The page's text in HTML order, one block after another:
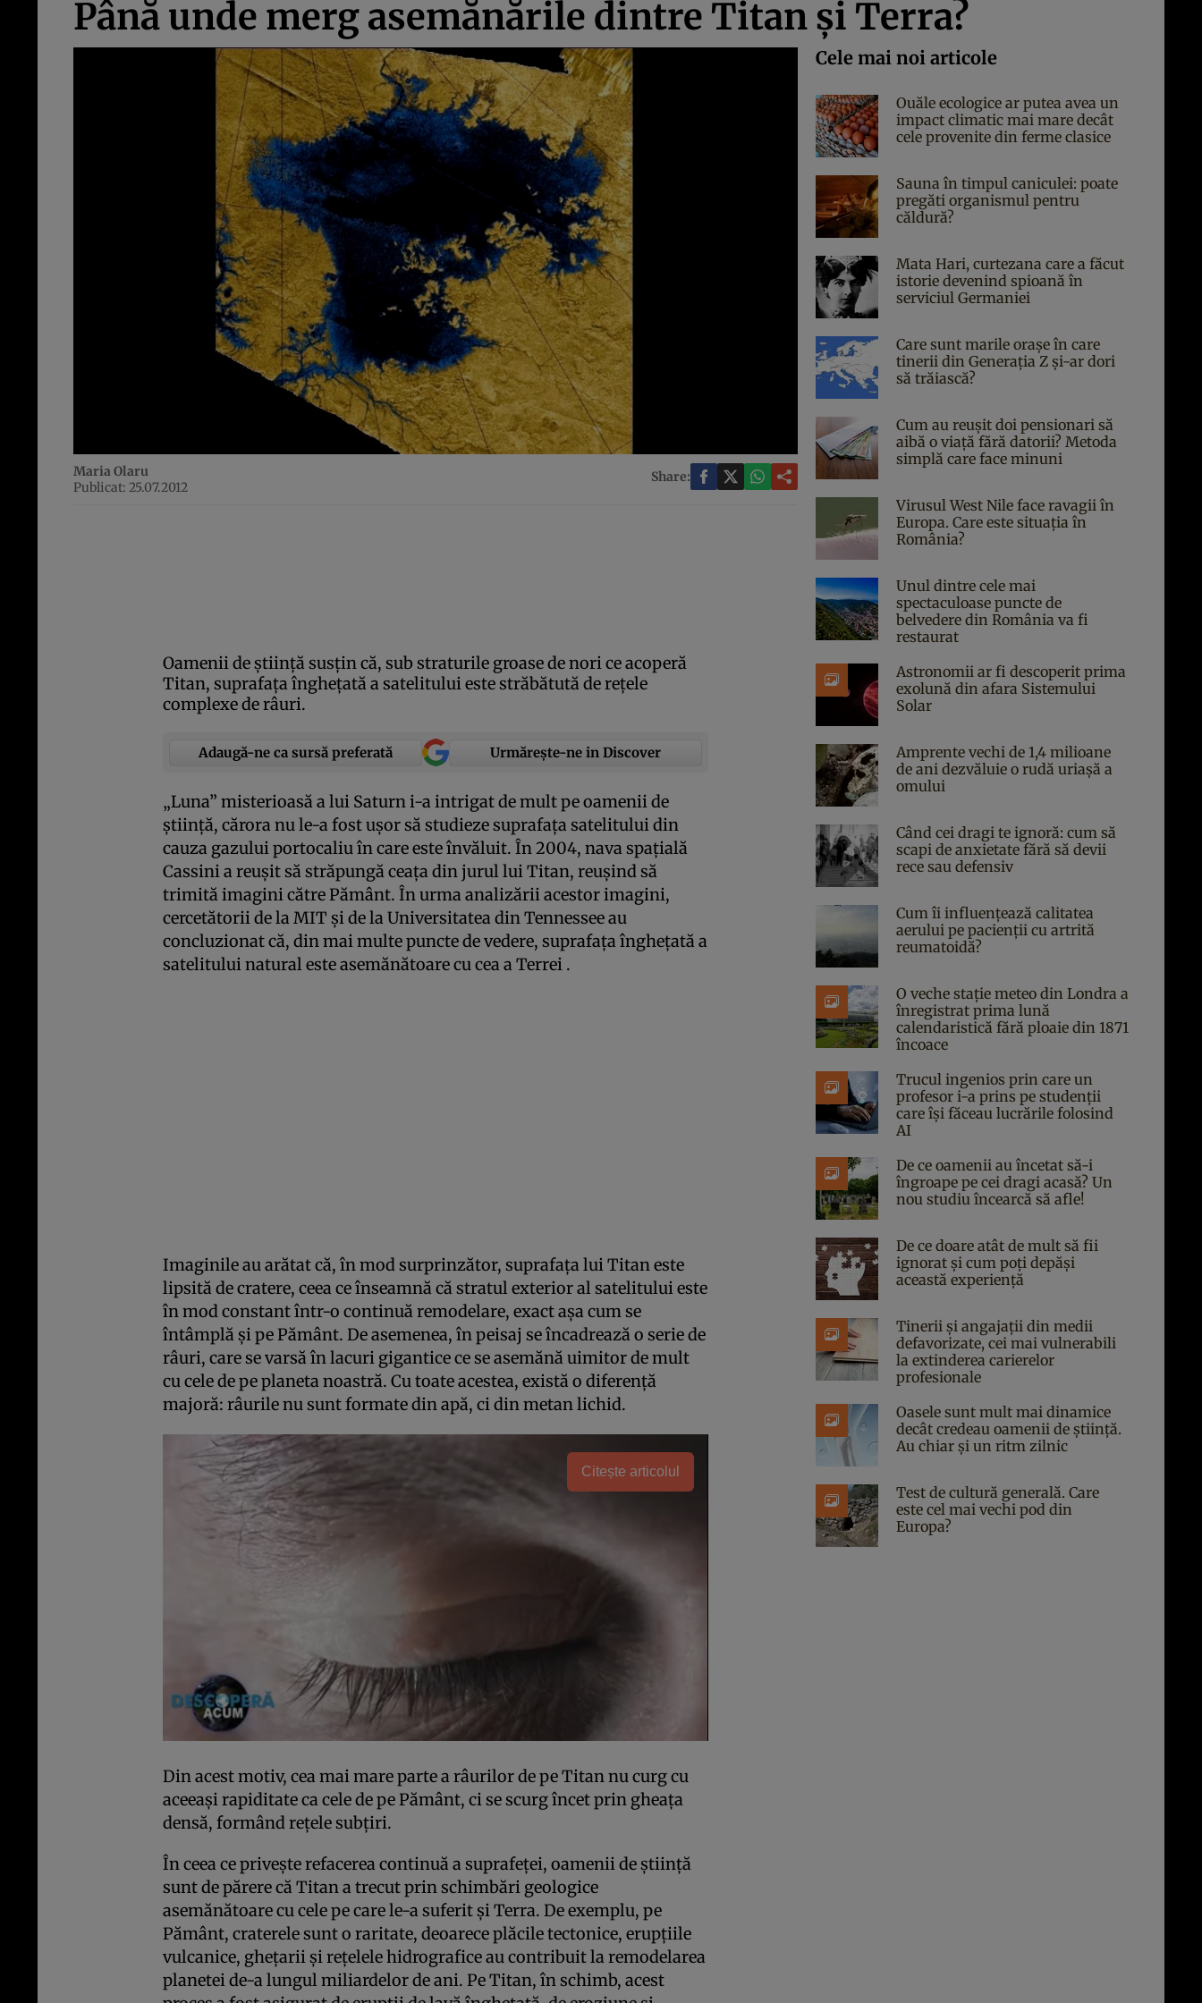
Până unde merg asemănările dintre Titan şi Terra?
Maria Olaru
Publicat: 25.07.2012
Share:
Oamenii de ştiinţă susţin că, sub straturile groase de nori ce acoperă
Titan, suprafaţa îngheţată a satelitului este străbătută de reţele
complexe de râuri.
Adaugă-ne ca sursă preferată Urmărește-ne in Discover
„Luna” misterioasă a lui Saturn i-a intrigat de mult pe oamenii de
ştiinţă, cărora nu le-a fost uşor să studieze suprafaţa satelitului din
cauza gazului portocaliu în care este învăluit. În 2004, nava spaţială
Cassini a reuşit să străpungă ceaţa din jurul lui Titan, reuşind să
trimită imagini către Pământ. În urma analizării acestor imagini,
cercetătorii de la MIT şi de la Universitatea din Tennessee au
concluzionat că, din mai multe puncte de vedere, suprafaţa îngheţată a
satelitului natural este asemănătoare cu cea a Terrei .
Imaginile au arătat că, în mod surprinzător, suprafaţa lui Titan este
lipsită de cratere, ceea ce înseamnă că stratul exterior al satelitului este
în mod constant într-o continuă remodelare, exact aşa cum se
întâmplă şi pe Pământ. De asemenea, în peisaj se încadrează o serie de
râuri, care se varsă în lacuri gigantice ce se asemănă uimitor de mult
cu cele de pe planeta noastră. Cu toate acestea, există o diferenţă
majoră: râurile nu sunt formate din apă, ci din metan lichid.
Citește articolul
Din acest motiv, cea mai mare parte a râurilor de pe Titan nu curg cu
aceeaşi rapiditate ca cele de pe Pământ, ci se scurg încet prin gheaţa
densă, formând reţele subţiri.
În ceea ce priveşte refacerea continuă a suprafeţei, oamenii de ştiinţă
sunt de părere că Titan a trecut prin schimbări geologice
asemănătoare cu cele pe care le-a suferit şi Terra. De exemplu, pe
Pământ, craterele sunt o raritate, deoarece plăcile tectonice, erupţiile
vulcanice, gheţarii şi reţelele hidrografice au contribuit la remodelarea
planetei de-a lungul miliardelor de ani. Pe Titan, în schimb, acest
Cele mai noi articole
Ouăle ecologice ar putea avea un
impact climatic mai mare decât
cele provenite din ferme clasice
Sauna în timpul caniculei: poate
pregăti organismul pentru
căldură?
Mata Hari, curtezana care a făcut
istorie devenind spioană în
serviciul Germaniei
Care sunt marile orașe în care
tinerii din Generația Z și-ar dori
să trăiască?
Cum au reușit doi pensionari să
aibă o viață fără datorii? Metoda
simplă care face minuni
Virusul West Nile face ravagii în
Europa. Care este situația în
România?
Unul dintre cele mai
spectaculoase puncte de
belvedere din România va fi
restaurat
Astronomii ar fi descoperit prima
exolună din afara Sistemului
Solar
Amprente vechi de 1,4 milioane
de ani dezvăluie o rudă uriașă a
omului
Când cei dragi te ignoră: cum să
scapi de anxietate fără să devii
rece sau defensiv
Cum îi influențează calitatea
aerului pe pacienții cu artrită
reumatoidă?
O veche stație meteo din Londra a
înregistrat prima lună
calendaristică fără ploaie din 1871
încoace
Trucul ingenios prin care un
profesor i-a prins pe studenții
care își făceau lucrările folosind
AI
De ce oamenii au încetat să-i
îngroape pe cei dragi acasă? Un
nou studiu încearcă să afle!
De ce doare atât de mult să fii
ignorat și cum poți depăși
această experiență
Tinerii și angajații din medii
defavorizate, cei mai vulnerabili
la extinderea carierelor
profesionale
Oasele sunt mult mai dinamice
decât credeau oamenii de știință.
Au chiar și un ritm zilnic
Test de cultură generală. Care
este cel mai vechi pod din
Europa?